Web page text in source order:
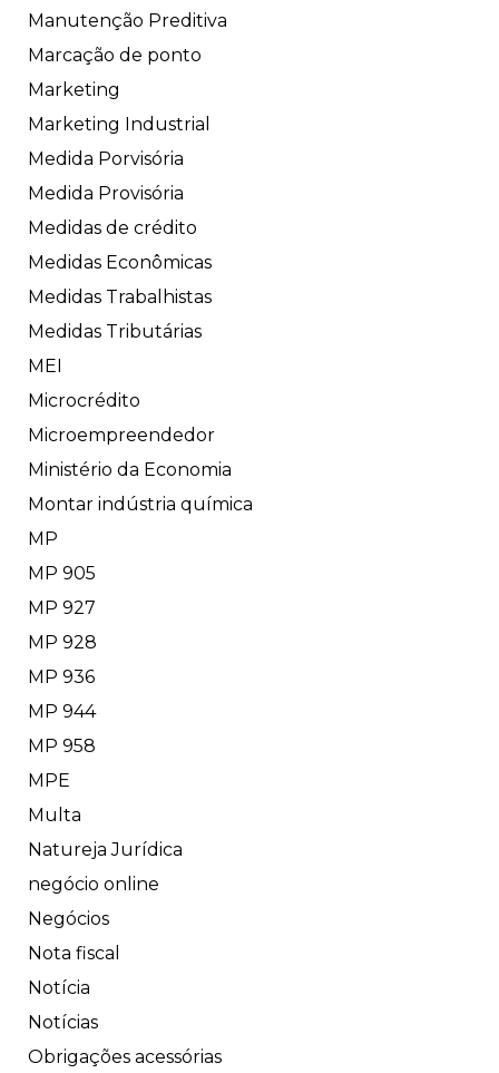
Manutenção Preditiva
Marcação de ponto
Marketing
Marketing Industrial
Medida Porvisória
Medida Provisória
Medidas de crédito
Medidas Econômicas
Medidas Trabalhistas
Medidas Tributárias
MEI
Microcrédito
Microempreendedor
Ministério da Economia
Montar indústria química
MP
MP 905
MP 927
MP 928
MP 936
MP 944
MP 958
MPE
Multa
Natureja Jurídica
negócio online
Negócios
Nota fiscal
Notícia
Notícias
Obrigações acessórias